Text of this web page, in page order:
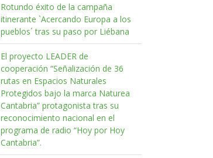
Rotundo éxito de la campaña
itinerante `Acercando Europa a los
pueblos´ tras su paso por Liébana
El proyecto LEADER de
cooperación “Señalización de 36
rutas en Espacios Naturales
Protegidos bajo la marca Naturea
Cantabria” protagonista tras su
reconocimiento nacional en el
programa de radio “Hoy por Hoy
Cantabria”.